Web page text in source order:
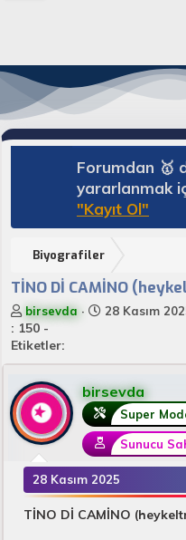
Forumdan 🥇
yararlanmak
"Kayıt Ol"
Biyografiler
TİNO Dİ CAMİNO
K
o
n
u
u
B
a
ş
l
a
birsevda
B
l
n
g
ı
ç
t
a
r
i
28 Kasım
: 150 -
Etiketler:
birsevda
Super
Sunucu
28 Kasım 2025
TİNO Dİ CAMİNO